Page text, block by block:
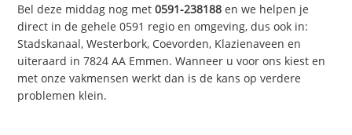
Bel deze middag nog met0591-238188 en we helpen je
direct in de gehele 0591 regio en omgeving, dus ook in:
Stadskanaal, Westerbork, Coevorden, Klazienaveen en
uiteraard in 7824 AA Emmen. Wanneer u voor ons kiest en
met onze vakmensen werkt dan is de kans op verdere
problemen klein.